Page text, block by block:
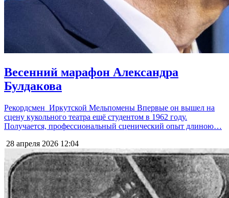
Весенний марафон Александра
Булдакова
Рекордсмен Иркутской Мельпомены Впервые он вышел на
сцену кукольного театра ещё студентом в 1962 году.
Получается, профессиональный сценический опыт длиною…
28 апреля 2026 12:04